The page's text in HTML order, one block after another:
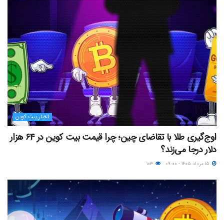
اخبار بیت کوین
اوج‌گیری طلا با تقاضای چین؛ چرا قیمت بیت کوین در ۶۴ هزار
دلار درجا می‌زند؟